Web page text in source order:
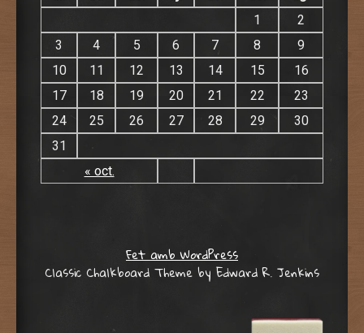
« oct.
1
2
3
4 5 6 7 8
9
10
11 12 13 14 15
16
17
18 19 20 21 22
23
24
25 26 27 28 29
30
31
Fet amb WordPress
Classic Chalkboard Theme by Edward R. Jenkins